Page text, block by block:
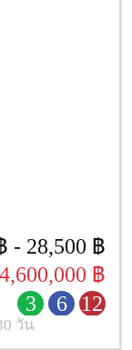
- 28,500 ฿
฿
3
6 12
วัน